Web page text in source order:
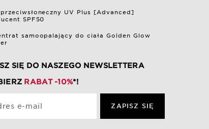
UV Plus [Advanced]
SPF50
samoopalający do ciała Golden Glow
SIĘ DO NASZEGO NEWSLETTERA
RABAT -10%*!
e-mail ZAPISZ SIĘ